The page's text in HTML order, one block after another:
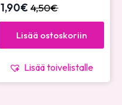
4,50€
1,90€
Lisää ostoskoriin
Lisää toivelistalle